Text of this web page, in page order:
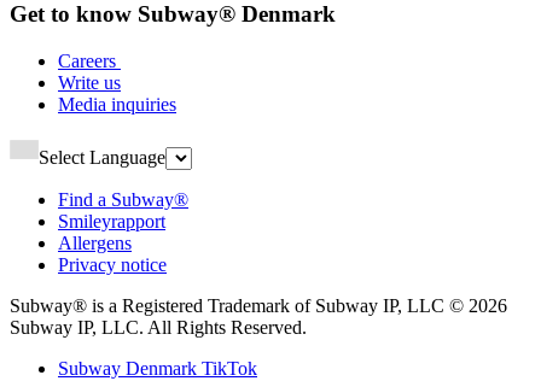
Get to know Subway® Denmark​​​​‌ ‍ ​‍​‍‌‍ ‌ ​‍‌‍‍‌‌‍‌ ‌‍‍‌‌‍ ‍​‍​‍​ ‍‍​‍​‍‌ ​ ‌‍​‌‌‍ ‍‌‍‍‌‌ ‌​‌ ‍‌​‍ ‍‌‍‍‌‌‍ ​‍​‍​‍ ​​‍​‍‌‍‍​‌ ​‍‌‍‌‌‌‍‌‍​‍​‍​ ‍‍​‍​‍‌‍‍​‌ ‌​‌ ‌​‌ ​​‌ ​ ​ ‍‍​‍ ​‍ ‌‍ ‍‌‍ ‌ ​‍‌‍‌​‌‍‍‌‌‍​ ​‍ ‌‌‍​‍‌‍‍‌‌ ‌​‌‍‌‌‌ ​ ​‍ ‌‌‍‌ ‌ ​‍‌‍ ‌ ‌‌‌ ​​​‍ ‌‌ ​ ‌ ‌​‌ ‌‌‌‍‌​‌‍‍‌‌‍ ​‍ ‍‌ ‌‍‌‍‌‌‌ ​‍‌‍​ ‌‍‌‌‌‍ ​​‍ ‍‌‍​‌‌ ​​‌ ​​​‍ ‌‍‍‌‌‍ ‍‌ ‌​‌‍‌‌‌‍ ‍‌ ‌​​‍ ‌‍‌‌‌‍‌​‌‍‍‌‌ ‌​​‍ ‌‍ ‌‌‍ ‌‍‌​‌‍‌‌​ ‌‌ ​​‌ ​‍‌‍‌‌‌ ​ ‌‍‌‌‌‍ ‍‌ ‌​‌‍​‌‌ ‌​‌‍‍‌‌‍ ‌‍ ‍​ ‍ ‌‍‍‌‌‍‌​​ ‌​ ‌‍​ ​ ‌‍‌​​ ‌‌​ ​ ‌‍​‍​ ​‌​ ​​​‍ ‌​ ​‍​ ​‌​ ‌‌​ ​​​‍ ‌​ ‌​‌‍​ ‌‍​ ​ ​​​‍ ‌​ ‍​‌‍‌‌​ ‍‌​ ​‍​‍ ‌​ ‌ ‌‍‌‌​ ​‍​ ​‌​ ​‍​ ​ ​ ​ ‌‍‌‍‌‍​‍​ ‌‌​ ‍​‌‍​‌​ ‍ ‌ ‌​‌ ‍‌‌ ​​‌‍‌‌​ ‌‌ ‌ ‌‍‌‌‌‍​‍‌ ​ ‌‍‍‌‌ ‌​‌‍‌‌‌​‌‍‌‍ ‌‍ ‌ ‌​‌‍‌‌‌ ​‍​ ‍ ‌ ​​‌‍​‌‌ ‌​‌‍‍​​ ‌‌ ‌​‌‍‍‌‌ ‌​‌‍ ​‌‍‌‌​‍‌‌​ ‌‌‌​​‍‌‌ ‌‍‍ ‌‍‌‌‌ ‍‌​‍‌‌​ ​ ‌​‌​​‍‌‌​ ​ ‌​‌​​‍‌‌​ ​‍​ ​‍‌‍‌‌‌‍ ‍​‍‌‌​ ​‍​ ​‍​‍‌‌​ ‌‌‌​‌​​‍ ‍‌ ‌‍‌‍​‌‌‍ ​‌ ‌‌‌‍‌‌​ ‌‍​‍‌‍​‌‌ ​ ‌‍‌‌‌‌‌‌‌ ​‍‌‍ ​​ ‌‌‍‍​‌ ‌​‌ ‌​‌ ​​‌ ​ ​‍‌‌​ ​ ‌​​‌​‍‌‌​ ​‍‌​‌‍​‍‌‌​ ​‍‌​‌‍‌‍ ‍‌‍ ‌ ​‍‌‍‌​‌‍‍‌‌‍​ ​‍ ‌‌‍​‍‌‍‍‌‌ ‌​‌‍‌‌‌ ​ ​‍ ‌‌‍‌ ‌ ​‍‌‍ ‌ ‌‌‌ ​​​‍ ‌‌ ​ ‌ ‌​‌ ‌‌‌‍‌​‌‍‍‌‌‍ ​‍ ‍‌ ‌‍‌‍‌‌‌ ​‍‌‍​ ‌‍‌‌‌‍ ​​‍ ‍‌‍​‌‌ ​​‌ ​​​‍‌‍‌‍‍‌‌‍‌​​ ‌​ ‌‍​ ​ ‌‍‌​​ ‌‌​ ​ ‌‍​‍​ ​‌​ ​​​‍ ‌​ ​‍​ ​‌​ ‌‌​ ​​​‍ ‌​ ‌​‌‍​ ‌‍​ ​ ​​​‍ ‌​ ‍​‌‍‌‌​ ‍‌​ ​‍​‍ ‌​ ‌ ‌‍‌‌​ ​‍​ ​‌​ ​‍​ ​ ​ ​ ‌‍‌‍‌‍​‍​ ‌‌​ ‍​‌‍​‌​‍‌‍‌ ‌​‌ ‍‌‌ ​​‌‍‌‌​ ‌‌ ‌ ‌‍‌‌‌‍​‍‌ ​ ‌‍‍‌‌ ‌​‌‍‌‌‌​‌‍‌‍ ‌‍ ‌ ‌​‌‍‌‌‌ ​‍​‍‌‍‌ ​​‌‍​‌‌ ‌​‌‍‍​​ ‌‌ ‌​‌‍‍‌‌ ‌​‌‍ ​‌‍‌‌​‍‌‌​ ‌‌‌​​‍‌‌ ‌‍‍ ‌‍‌‌‌ ‍‌​‍‌‌​ ​ ‌​‌​​‍‌‌​ ​ ‌​‌​​‍‌‌​ ​‍​ ​‍‌‍‌‌‌‍ ‍​‍‌‌​ ​‍​ ​‍​‍‌‌​ ‌‌‌​‌​​‍ ‍‌ ‌‍‌‍​‌‌‍ ​‌ ‌‌‌‍‌‌​‍‌‍‌ ​​‌‍‌‌‌ ​‍‌ ​ ‌ ​​‌‍‌‌‌‍​ ‌ ‌​‌‍‍‌‌ ‌‍‌‍‌‌​ ‌‌ ​​‌ ‌‌‌‍​‍‌‍ ​‌‍‍‌‌ ​ ‌‍‍​‌‍‌‌‌‍‌​​‍​‍‌ ‌
Careers ​​​​‌ ‍ ​‍​‍‌‍ ‌ ​‍‌‍‍‌‌‍‌ ‌‍‍‌‌‍ ‍​‍​‍​ ‍‍​‍​‍‌ ​ ‌‍​‌‌‍ ‍‌‍‍‌‌ ‌​‌ ‍‌​‍ ‍‌‍‍‌‌‍ ​‍​‍​‍ ​​‍​‍‌‍‍​‌ ​‍‌‍‌‌‌‍‌‍​‍​‍​ ‍‍​‍​‍‌‍‍​‌ ‌​‌ ‌​‌ ​​‌ ​ ​ ‍‍​‍ ​‍ ‌‍ ‍‌‍ ‌ ​‍‌‍‌​‌‍‍‌‌‍​ ​‍ ‌‌‍​‍‌‍‍‌‌ ‌​‌‍‌‌‌ ​ ​‍ ‌‌‍‌ ‌ ​‍‌‍ ‌ ‌‌‌ ​​​‍ ‌‌ ​ ‌ ‌​‌ ‌‌‌‍‌​‌‍‍‌‌‍ ​‍ ‍‌ ‌‍‌‍‌‌‌ ​‍‌‍​ ‌‍‌‌‌‍ ​​‍ ‍‌‍​‌‌ ​​‌ ​​​‍ ‌‍‍‌‌‍ ‍‌ ‌​‌‍‌‌‌‍ ‍‌ ‌​​‍ ‌‍‌‌‌‍‌​‌‍‍‌‌ ‌​​‍ ‌‍ ‌‌‍ ‌‍‌​‌‍‌‌​ ‌‌ ​​‌ ​‍‌‍‌‌‌ ​ ‌‍‌‌‌‍ ‍‌ ‌​‌‍​‌‌ ‌​‌‍‍‌‌‍ ‌‍ ‍​ ‍ ‌‍‍‌‌‍‌​​ ‌‌‍‌​​ ‍​​ ​​‌‍‌​​ ​‌‌‍‌‍‌‍​‌​ ‌ ​‍ ‌‌‍​‌​ ​‍​ ‍​​ ‍‌​‍ ‌​ ‌​‌‍‌‌​ ​ ​ ​‌​‍ ‌‌‍​‍​ ​‌‌‍‌​​ ‌‍​‍ ‌​ ‌‍​ ‌​​ ‌‍​ ​‍​ ‌‍​ ‌‌​ ‍​​ ‌ ​ ‌‌​ ​‍​ ‌‍​ ‌‌​ ‍ ‌ ‌​‌ ‍‌‌ ​​‌‍‌‌​ ‌‌ ‌ ‌‍‌‌‌‍​‍‌ ​ ‌‍‍‌‌ ‌​‌‍‌‌‌​ ‍‌‍​‌‌ ‌‍‌‍‍‌‌‍‌ ‌‍​‌‌ ‌​‌‍‍‌‌‍ ‌‍ ‍‌​‍‌‌ ‌​‌‍‌‌‌‍ ‌​ ‍ ‌ ​​‌‍​‌‌ ‌​‌‍‍​​ ‌‌‍ ​‌‍​‌‌‍​‍‌‍‌‌‌‍ ​​‍‌‌​ ‌‌‌​​‍‌‌ ‌‍‍ ‌‍‌‌‌ ‍‌​‍‌‌​ ​ ‌​‌​​‍‌‌​ ​ ‌​‌​​‍‌‌​ ​‍​ ​‍‌‍‌‌‌‍ ‍​‍‌‌​ ​‍​ ​‍​‍‌‌​ ‌‌‌​‌​​‍ ‍‌ ‌‍‌‍​‌‌‍ ​‌ ‌‌‌‍‌‌​ ‌‍​‍‌‍​‌‌ ​ ‌‍‌‌‌‌‌‌‌ ​‍‌‍ ​​ ‌‌‍‍​‌ ‌​‌ ‌​‌ ​​‌ ​ ​‍‌‌​ ​ ‌​​‌​‍‌‌​ ​‍‌​‌‍​‍‌‌​ ​‍‌​‌‍‌‍ ‍‌‍ ‌ ​‍‌‍‌​‌‍‍‌‌‍​ ​‍ ‌‌‍​‍‌‍‍‌‌ ‌​‌‍‌‌‌ ​ ​‍ ‌‌‍‌ ‌ ​‍‌‍ ‌ ‌‌‌ ​​​‍ ‌‌ ​ ‌ ‌​‌ ‌‌‌‍‌​‌‍‍‌‌‍ ​‍ ‍‌ ‌‍‌‍‌‌‌ ​‍‌‍​ ‌‍‌‌‌‍ ​​‍ ‍‌‍​‌‌ ​​‌ ​​​‍‌‍‌‍‍‌‌‍‌​​ ‌‌‍‌​​ ‍​​ ​​‌‍‌​​ ​‌‌‍‌‍‌‍​‌​ ‌ ​‍ ‌‌‍​‌​ ​‍​ ‍​​ ‍‌​‍ ‌​ ‌​‌‍‌‌​ ​ ​ ​‌​‍ ‌‌‍​‍​ ​‌‌‍‌​​ ‌‍​‍ ‌​ ‌‍​ ‌​​ ‌‍​ ​‍​ ‌‍​ ‌‌​ ‍​​ ‌ ​ ‌‌​ ​‍​ ‌‍​ ‌‌​‍‌‍‌ ‌​‌ ‍‌‌ ​​‌‍‌‌​ ‌‌ ‌ ‌‍‌‌‌‍​‍‌ ​ ‌‍‍‌‌ ‌​‌‍‌‌‌​ ‍‌‍​‌‌ ‌‍‌‍‍‌‌‍‌ ‌‍​‌‌ ‌​‌‍‍‌‌‍ ‌‍ ‍‌​‍‌‌ ‌​‌‍‌‌‌‍ ‌​‍‌‍‌ ​​‌‍​‌‌ ‌​‌‍‍​​ ‌‌‍ ​‌‍​‌‌‍​‍‌‍‌‌‌‍ ​​‍‌‌​ ‌‌‌​​‍‌‌ ‌‍‍ ‌‍‌‌‌ ‍‌​‍‌‌​ ​ ‌​‌​​‍‌‌​ ​ ‌​‌​​‍‌‌​ ​‍​ ​‍‌‍‌‌‌‍ ‍​‍‌‌​ ​‍​ ​‍​‍‌‌​ ‌‌‌​‌​​‍ ‍‌ ‌‍‌‍​‌‌‍ ​‌ ‌‌‌‍‌‌​‍‌‍‌ ​​‌‍‌‌‌ ​‍‌ ​ ‌ ​​‌‍‌‌‌‍​ ‌ ‌​‌‍‍‌‌ ‌‍‌‍‌‌​ ‌‌ ​​‌ ‌‌‌‍​‍‌‍ ​‌‍‍‌‌ ​ ‌‍‍​‌‍‌‌‌‍‌​​‍​‍‌ ‌
Write us​​​​‌ ‍ ​‍​‍‌‍ ‌ ​‍‌‍‍‌‌‍‌ ‌‍‍‌‌‍ ‍​‍​‍​ ‍‍​‍​‍‌ ​ ‌‍​‌‌‍ ‍‌‍‍‌‌ ‌​‌ ‍‌​‍ ‍‌‍‍‌‌‍ ​‍​‍​‍ ​​‍​‍‌‍‍​‌ ​‍‌‍‌‌‌‍‌‍​‍​‍​ ‍‍​‍​‍‌‍‍​‌ ‌​‌ ‌​‌ ​​‌ ​ ​ ‍‍​‍ ​‍ ‌‍ ‍‌‍ ‌ ​‍‌‍‌​‌‍‍‌‌‍​ ​‍ ‌‌‍​‍‌‍‍‌‌ ‌​‌‍‌‌‌ ​ ​‍ ‌‌‍‌ ‌ ​‍‌‍ ‌ ‌‌‌ ​​​‍ ‌‌ ​ ‌ ‌​‌ ‌‌‌‍‌​‌‍‍‌‌‍ ​‍ ‍‌ ‌‍‌‍‌‌‌ ​‍‌‍​ ‌‍‌‌‌‍ ​​‍ ‍‌‍​‌‌ ​​‌ ​​​‍ ‌‍‍‌‌‍ ‍‌ ‌​‌‍‌‌‌‍ ‍‌ ‌​​‍ ‌‍‌‌‌‍‌​‌‍‍‌‌ ‌​​‍ ‌‍ ‌‌‍ ‌‍‌​‌‍‌‌​ ‌‌ ​​‌ ​‍‌‍‌‌‌ ​ ‌‍‌‌‌‍ ‍‌ ‌​‌‍​‌‌ ‌​‌‍‍‌‌‍ ‌‍ ‍​ ‍ ‌‍‍‌‌‍‌​​ ‌‌‍​‍​ ‌ ​ ​‍‌‍‌‍​ ​​‌‍​‌​ ​‍​ ‌‍​‍ ‌​ ​​‌‍​ ​ ‌ ​ ​‍​‍ ‌​ ‌​‌‍‌​​ ‌ ​ ‌‍​‍ ‌‌‍​‍​ ‌​​ ‌ ‌‍‌‌​‍ ‌​ ​ ​ ‍‌‌‍​‌‌‍‌‍‌‍​‌​ ​‍​ ​‍‌‍​ ‌‍‌‍‌‍‌‍​ ‌‍​ ​‌​ ‍ ‌ ‌​‌ ‍‌‌ ​​‌‍‌‌​ ‌‌ ‌ ‌‍‌‌‌‍​‍‌ ​ ‌‍‍‌‌ ‌​‌‍‌‌‌​ ‍‌‍​‌‌ ‌‍‌‍‍‌‌‍‌ ‌‍​‌‌ ‌​‌‍‍‌‌‍ ‌‍ ‍‌​‍‌‌ ‌​‌‍‌‌‌‍ ‌​ ‍ ‌ ​​‌‍​‌‌ ‌​‌‍‍​​ ‌‌‍ ​‌‍​‌‌‍​‍‌‍‌‌‌‍ ​​‍‌‌​ ‌‌‌​​‍‌‌ ‌‍‍ ‌‍‌‌‌ ‍‌​‍‌‌​ ​ ‌​‌​​‍‌‌​ ​ ‌​‌​​‍‌‌​ ​‍​ ​‍‌‍‌‌‌‍ ‍​‍‌‌​ ​‍​ ​‍​‍‌‌​ ‌‌‌​‌​​‍ ‍‌ ‌‍‌‍​‌‌‍ ​‌ ‌‌‌‍‌‌​ ‌‍​‍‌‍​‌‌ ​ ‌‍‌‌‌‌‌‌‌ ​‍‌‍ ​​ ‌‌‍‍​‌ ‌​‌ ‌​‌ ​​‌ ​ ​‍‌‌​ ​ ‌​​‌​‍‌‌​ ​‍‌​‌‍​‍‌‌​ ​‍‌​‌‍‌‍ ‍‌‍ ‌ ​‍‌‍‌​‌‍‍‌‌‍​ ​‍ ‌‌‍​‍‌‍‍‌‌ ‌​‌‍‌‌‌ ​ ​‍ ‌‌‍‌ ‌ ​‍‌‍ ‌ ‌‌‌ ​​​‍ ‌‌ ​ ‌ ‌​‌ ‌‌‌‍‌​‌‍‍‌‌‍ ​‍ ‍‌ ‌‍‌‍‌‌‌ ​‍‌‍​ ‌‍‌‌‌‍ ​​‍ ‍‌‍​‌‌ ​​‌ ​​​‍‌‍‌‍‍‌‌‍‌​​ ‌‌‍​‍​ ‌ ​ ​‍‌‍‌‍​ ​​‌‍​‌​ ​‍​ ‌‍​‍ ‌​ ​​‌‍​ ​ ‌ ​ ​‍​‍ ‌​ ‌​‌‍‌​​ ‌ ​ ‌‍​‍ ‌‌‍​‍​ ‌​​ ‌ ‌‍‌‌​‍ ‌​ ​ ​ ‍‌‌‍​‌‌‍‌‍‌‍​‌​ ​‍​ ​‍‌‍​ ‌‍‌‍‌‍‌‍​ ‌‍​ ​‌​‍‌‍‌ ‌​‌ ‍‌‌ ​​‌‍‌‌​ ‌‌ ‌ ‌‍‌‌‌‍​‍‌ ​ ‌‍‍‌‌ ‌​‌‍‌‌‌​ ‍‌‍​‌‌ ‌‍‌‍‍‌‌‍‌ ‌‍​‌‌ ‌​‌‍‍‌‌‍ ‌‍ ‍‌​‍‌‌ ‌​‌‍‌‌‌‍ ‌​‍‌‍‌ ​​‌‍​‌‌ ‌​‌‍‍​​ ‌‌‍ ​‌‍​‌‌‍​‍‌‍‌‌‌‍ ​​‍‌‌​ ‌‌‌​​‍‌‌ ‌‍‍ ‌‍‌‌‌ ‍‌​‍‌‌​ ​ ‌​‌​​‍‌‌​ ​ ‌​‌​​‍‌‌​ ​‍​ ​‍‌‍‌‌‌‍ ‍​‍‌‌​ ​‍​ ​‍​‍‌‌​ ‌‌‌​‌​​‍ ‍‌ ‌‍‌‍​‌‌‍ ​‌ ‌‌‌‍‌‌​‍‌‍‌ ​​‌‍‌‌‌ ​‍‌ ​ ‌ ​​‌‍‌‌‌‍​ ‌ ‌​‌‍‍‌‌ ‌‍‌‍‌‌​ ‌‌ ​​‌ ‌‌‌‍​‍‌‍ ​‌‍‍‌‌ ​ ‌‍‍​‌‍‌‌‌‍‌​​‍​‍‌ ‌
Media inquiries​​​​‌ ‍ ​‍​‍‌‍ ‌ ​‍‌‍‍‌‌‍‌ ‌‍‍‌‌‍ ‍​‍​‍​ ‍‍​‍​‍‌ ​ ‌‍​‌‌‍ ‍‌‍‍‌‌ ‌​‌ ‍‌​‍ ‍‌‍‍‌‌‍ ​‍​‍​‍ ​​‍​‍‌‍‍​‌ ​‍‌‍‌‌‌‍‌‍​‍​‍​ ‍‍​‍​‍‌‍‍​‌ ‌​‌ ‌​‌ ​​‌ ​ ​ ‍‍​‍ ​‍ ‌‍ ‍‌‍ ‌ ​‍‌‍‌​‌‍‍‌‌‍​ ​‍ ‌‌‍​‍‌‍‍‌‌ ‌​‌‍‌‌‌ ​ ​‍ ‌‌‍‌ ‌ ​‍‌‍ ‌ ‌‌‌ ​​​‍ ‌‌ ​ ‌ ‌​‌ ‌‌‌‍‌​‌‍‍‌‌‍ ​‍ ‍‌ ‌‍‌‍‌‌‌ ​‍‌‍​ ‌‍‌‌‌‍ ​​‍ ‍‌‍​‌‌ ​​‌ ​​​‍ ‌‍‍‌‌‍ ‍‌ ‌​‌‍‌‌‌‍ ‍‌ ‌​​‍ ‌‍‌‌‌‍‌​‌‍‍‌‌ ‌​​‍ ‌‍ ‌‌‍ ‌‍‌​‌‍‌‌​ ‌‌ ​​‌ ​‍‌‍‌‌‌ ​ ‌‍‌‌‌‍ ‍‌ ‌​‌‍​‌‌ ‌​‌‍‍‌‌‍ ‌‍ ‍​ ‍ ‌‍‍‌‌‍‌​​ ‌​ ‌‍​ ‌​​ ​ ‌‍‌​​ ‍‌​ ‍‌​ ‌‌‌‍‌‍​‍ ‌​ ​​‌‍‌‍‌‍​‌​ ‌‍​‍ ‌​ ‌​‌‍‌‍​ ‌‌​ ‌​​‍ ‌‌‍​‌​ ​ ​ ​‍​ ‌ ​‍ ‌​ ​‍‌‍‌‌‌‍‌‍‌‍​‌​ ​‍​ ​‍​ ​ ​ ‌ ‌‍‌‌​ ​​​ ​​​ ‌ ​ ‍ ‌ ‌​‌ ‍‌‌ ​​‌‍‌‌​ ‌‌ ‌ ‌‍‌‌‌‍​‍‌ ​ ‌‍‍‌‌ ‌​‌‍‌‌‌​ ‍‌‍​‌‌ ‌‍‌‍‍‌‌‍‌ ‌‍​‌‌ ‌​‌‍‍‌‌‍ ‌‍ ‍‌​‍‌‌ ‌​‌‍‌‌‌‍ ‌​ ‍ ‌ ​​‌‍​‌‌ ‌​‌‍‍​​ ‌‌‍ ​‌‍​‌‌‍​‍‌‍‌‌‌‍ ​​‍‌‌​ ‌‌‌​​‍‌‌ ‌‍‍ ‌‍‌‌‌ ‍‌​‍‌‌​ ​ ‌​‌​​‍‌‌​ ​ ‌​‌​​‍‌‌​ ​‍​ ​‍‌‍‌‌‌‍ ‍​‍‌‌​ ​‍​ ​‍​‍‌‌​ ‌‌‌​‌​​‍ ‍‌ ‌‍‌‍​‌‌‍ ​‌ ‌‌‌‍‌‌​ ‌‍​‍‌‍​‌‌ ​ ‌‍‌‌‌‌‌‌‌ ​‍‌‍ ​​ ‌‌‍‍​‌ ‌​‌ ‌​‌ ​​‌ ​ ​‍‌‌​ ​ ‌​​‌​‍‌‌​ ​‍‌​‌‍​‍‌‌​ ​‍‌​‌‍‌‍ ‍‌‍ ‌ ​‍‌‍‌​‌‍‍‌‌‍​ ​‍ ‌‌‍​‍‌‍‍‌‌ ‌​‌‍‌‌‌ ​ ​‍ ‌‌‍‌ ‌ ​‍‌‍ ‌ ‌‌‌ ​​​‍ ‌‌ ​ ‌ ‌​‌ ‌‌‌‍‌​‌‍‍‌‌‍ ​‍ ‍‌ ‌‍‌‍‌‌‌ ​‍‌‍​ ‌‍‌‌‌‍ ​​‍ ‍‌‍​‌‌ ​​‌ ​​​‍‌‍‌‍‍‌‌‍‌​​ ‌​ ‌‍​ ‌​​ ​ ‌‍‌​​ ‍‌​ ‍‌​ ‌‌‌‍‌‍​‍ ‌​ ​​‌‍‌‍‌‍​‌​ ‌‍​‍ ‌​ ‌​‌‍‌‍​ ‌‌​ ‌​​‍ ‌‌‍​‌​ ​ ​ ​‍​ ‌ ​‍ ‌​ ​‍‌‍‌‌‌‍‌‍‌‍​‌​ ​‍​ ​‍​ ​ ​ ‌ ‌‍‌‌​ ​​​ ​​​ ‌ ​‍‌‍‌ ‌​‌ ‍‌‌ ​​‌‍‌‌​ ‌‌ ‌ ‌‍‌‌‌‍​‍‌ ​ ‌‍‍‌‌ ‌​‌‍‌‌‌​ ‍‌‍​‌‌ ‌‍‌‍‍‌‌‍‌ ‌‍​‌‌ ‌​‌‍‍‌‌‍ ‌‍ ‍‌​‍‌‌ ‌​‌‍‌‌‌‍ ‌​‍‌‍‌ ​​‌‍​‌‌ ‌​‌‍‍​​ ‌‌‍ ​‌‍​‌‌‍​‍‌‍‌‌‌‍ ​​‍‌‌​ ‌‌‌​​‍‌‌ ‌‍‍ ‌‍‌‌‌ ‍‌​‍‌‌​ ​ ‌​‌​​‍‌‌​ ​ ‌​‌​​‍‌‌​ ​‍​ ​‍‌‍‌‌‌‍ ‍​‍‌‌​ ​‍​ ​‍​‍‌‌​ ‌‌‌​‌​​‍ ‍‌ ‌‍‌‍​‌‌‍ ​‌ ‌‌‌‍‌‌​‍‌‍‌ ​​‌‍‌‌‌ ​‍‌ ​ ‌ ​​‌‍‌‌‌‍​ ‌ ‌​‌‍‍‌‌ ‌‍‌‍‌‌​ ‌‌ ​​‌ ‌‌‌‍​‍‌‍ ​‌‍‍‌‌ ​ ‌‍‍​‌‍‌‌‌‍‌​​‍​‍‌ ‌
Select Language
Find a Subway®​​​​‌ ‍ ​‍​‍‌‍ ‌ ​‍‌‍‍‌‌‍‌ ‌‍‍‌‌‍ ‍​‍​‍​ ‍‍​‍​‍‌ ​ ‌‍​‌‌‍ ‍‌‍‍‌‌ ‌​‌ ‍‌​‍ ‍‌‍‍‌‌‍ ​‍​‍​‍ ​​‍​‍‌‍‍​‌ ​‍‌‍‌‌‌‍‌‍​‍​‍​ ‍‍​‍​‍‌‍‍​‌ ‌​‌ ‌​‌ ​​‌ ​ ​ ‍‍​‍ ​‍ ‌‍ ‍‌‍ ‌ ​‍‌‍‌​‌‍‍‌‌‍​ ​‍ ‌‌‍​‍‌‍‍‌‌ ‌​‌‍‌‌‌ ​ ​‍ ‌‌‍‌ ‌ ​‍‌‍ ‌ ‌‌‌ ​​​‍ ‌‌ ​ ‌ ‌​‌ ‌‌‌‍‌​‌‍‍‌‌‍ ​‍ ‍‌ ‌‍‌‍‌‌‌ ​‍‌‍​ ‌‍‌‌‌‍ ​​‍ ‍‌‍​‌‌ ​​‌ ​​​‍ ‌‍‍‌‌‍ ‍‌ ‌​‌‍‌‌‌‍ ‍‌ ‌​​‍ ‌‍‌‌‌‍‌​‌‍‍‌‌ ‌​​‍ ‌‍ ‌‌‍ ‌‍‌​‌‍‌‌​ ‌‌ ​​‌ ​‍‌‍‌‌‌ ​ ‌‍‌‌‌‍ ‍‌ ‌​‌‍​‌‌ ‌​‌‍‍‌‌‍ ‌‍ ‍​ ‍ ‌‍‍‌‌‍‌​​ ‌‌‍​‍​ ​‌​ ‌​​ ‌‍​ ‌ ​ ‍​​ ‍​​ ​‍​‍ ‌​ ‌‍​ ‌‌​ ‌​‌‍‌‍​‍ ‌​ ‌​​ ‌‍​ ​‌​ ‌‍​‍ ‌​ ‍‌​ ‍‌​ ‌‌​ ‌‌​‍ ‌‌‍‌‍​ ‍​‌‍​‍‌‍‌​​ ‍‌​ ​‌‌‍​‍​ ‍​​ ‍​‌‍‌‌​ ​ ​ ‍​​ ‍ ‌ ‌​‌ ‍‌‌ ​​‌‍‌‌​ ‌‌ ‌ ‌‍‌‌‌‍​‍‌ ​ ‌‍‍‌‌ ‌​‌‍‌‌‌​ ‍‌‍​‌‌ ‌‍‌‍‍‌‌‍‌ ‌‍​‌‌ ‌​‌‍‍‌‌‍ ‌‍ ‍‌​‍‌‌ ‌​‌‍‌‌‌‍ ‌​ ‍ ‌ ​​‌‍​‌‌ ‌​‌‍‍​​ ‌‌‍ ​‌‍​‌‌‍​‍‌‍‌‌‌‍ ​​‍‌‌​ ‌‌‌​​‍‌‌ ‌‍‍ ‌‍‌‌‌ ‍‌​‍‌‌​ ​ ‌​‌​​‍‌‌​ ​ ‌​‌​​‍‌‌​ ​‍​ ​‍‌‍‌‌‌‍ ‍​‍‌‌​ ​‍​ ​‍​‍‌‌​ ‌‌‌​‌​​‍ ‍‌ ‌‍‌‍​‌‌‍ ​‌ ‌‌‌‍‌‌​ ‌‍​‍‌‍​‌‌ ​ ‌‍‌‌‌‌‌‌‌ ​‍‌‍ ​​ ‌‌‍‍​‌ ‌​‌ ‌​‌ ​​‌ ​ ​‍‌‌​ ​ ‌​​‌​‍‌‌​ ​‍‌​‌‍​‍‌‌​ ​‍‌​‌‍‌‍ ‍‌‍ ‌ ​‍‌‍‌​‌‍‍‌‌‍​ ​‍ ‌‌‍​‍‌‍‍‌‌ ‌​‌‍‌‌‌ ​ ​‍ ‌‌‍‌ ‌ ​‍‌‍ ‌ ‌‌‌ ​​​‍ ‌‌ ​ ‌ ‌​‌ ‌‌‌‍‌​‌‍‍‌‌‍ ​‍ ‍‌ ‌‍‌‍‌‌‌ ​‍‌‍​ ‌‍‌‌‌‍ ​​‍ ‍‌‍​‌‌ ​​‌ ​​​‍‌‍‌‍‍‌‌‍‌​​ ‌‌‍​‍​ ​‌​ ‌​​ ‌‍​ ‌ ​ ‍​​ ‍​​ ​‍​‍ ‌​ ‌‍​ ‌‌​ ‌​‌‍‌‍​‍ ‌​ ‌​​ ‌‍​ ​‌​ ‌‍​‍ ‌​ ‍‌​ ‍‌​ ‌‌​ ‌‌​‍ ‌‌‍‌‍​ ‍​‌‍​‍‌‍‌​​ ‍‌​ ​‌‌‍​‍​ ‍​​ ‍​‌‍‌‌​ ​ ​ ‍​​‍‌‍‌ ‌​‌ ‍‌‌ ​​‌‍‌‌​ ‌‌ ‌ ‌‍‌‌‌‍​‍‌ ​ ‌‍‍‌‌ ‌​‌‍‌‌‌​ ‍‌‍​‌‌ ‌‍‌‍‍‌‌‍‌ ‌‍​‌‌ ‌​‌‍‍‌‌‍ ‌‍ ‍‌​‍‌‌ ‌​‌‍‌‌‌‍ ‌​‍‌‍‌ ​​‌‍​‌‌ ‌​‌‍‍​​ ‌‌‍ ​‌‍​‌‌‍​‍‌‍‌‌‌‍ ​​‍‌‌​ ‌‌‌​​‍‌‌ ‌‍‍ ‌‍‌‌‌ ‍‌​‍‌‌​ ​ ‌​‌​​‍‌‌​ ​ ‌​‌​​‍‌‌​ ​‍​ ​‍‌‍‌‌‌‍ ‍​‍‌‌​ ​‍​ ​‍​‍‌‌​ ‌‌‌​‌​​‍ ‍‌ ‌‍‌‍​‌‌‍ ​‌ ‌‌‌‍‌‌​‍‌‍‌ ​​‌‍‌‌‌ ​‍‌ ​ ‌ ​​‌‍‌‌‌‍​ ‌ ‌​‌‍‍‌‌ ‌‍‌‍‌‌​ ‌‌ ​​‌ ‌‌‌‍​‍‌‍ ​‌‍‍‌‌ ​ ‌‍‍​‌‍‌‌‌‍‌​​‍​‍‌ ‌
Smileyrapport​​​​‌ ‍ ​‍​‍‌‍ ‌ ​‍‌‍‍‌‌‍‌ ‌‍‍‌‌‍ ‍​‍​‍​ ‍‍​‍​‍‌ ​ ‌‍​‌‌‍ ‍‌‍‍‌‌ ‌​‌ ‍‌​‍ ‍‌‍‍‌‌‍ ​‍​‍​‍ ​​‍​‍‌‍‍​‌ ​‍‌‍‌‌‌‍‌‍​‍​‍​ ‍‍​‍​‍‌‍‍​‌ ‌​‌ ‌​‌ ​​‌ ​ ​ ‍‍​‍ ​‍ ‌‍ ‍‌‍ ‌ ​‍‌‍‌​‌‍‍‌‌‍​ ​‍ ‌‌‍​‍‌‍‍‌‌ ‌​‌‍‌‌‌ ​ ​‍ ‌‌‍‌ ‌ ​‍‌‍ ‌ ‌‌‌ ​​​‍ ‌‌ ​ ‌ ‌​‌ ‌‌‌‍‌​‌‍‍‌‌‍ ​‍ ‍‌ ‌‍‌‍‌‌‌ ​‍‌‍​ ‌‍‌‌‌‍ ​​‍ ‍‌‍​‌‌ ​​‌ ​​​‍ ‌‍‍‌‌‍ ‍‌ ‌​‌‍‌‌‌‍ ‍‌ ‌​​‍ ‌‍‌‌‌‍‌​‌‍‍‌‌ ‌​​‍ ‌‍ ‌‌‍ ‌‍‌​‌‍‌‌​ ‌‌ ​​‌ ​‍‌‍‌‌‌ ​ ‌‍‌‌‌‍ ‍‌ ‌​‌‍​‌‌ ‌​‌‍‍‌‌‍ ‌‍ ‍​ ‍ ‌‍‍‌‌‍‌​​ ‌‌‍​‍​ ‌ ​ ​​‌‍‌‍‌‍‌‌​ ‍​‌‍‌‌​ ‌‍​‍ ‌‌‍​ ‌‍‌‌‌‍‌​​ ‌‍​‍ ‌​ ‌​‌‍​‍​ ​ ​ ​‌​‍ ‌​ ‍‌​ ​​‌‍‌‌​ ‌‍​‍ ‌​ ‌‍​ ​ ‌‍‌‌​ ​ ​ ​​‌‍​ ​ ‍‌​ ​​​ ‌​​ ​ ​ ​‍​ ‍​​ ‍ ‌ ‌​‌ ‍‌‌ ​​‌‍‌‌​ ‌‌ ‌ ‌‍‌‌‌‍​‍‌ ​ ‌‍‍‌‌ ‌​‌‍‌‌‌​ ‍‌‍​‌‌ ‌‍‌‍‍‌‌‍‌ ‌‍​‌‌ ‌​‌‍‍‌‌‍ ‌‍ ‍‌​‍‌‌ ‌​‌‍‌‌‌‍ ‌​ ‍ ‌ ​​‌‍​‌‌ ‌​‌‍‍​​ ‌‌‍ ​‌‍​‌‌‍​‍‌‍‌‌‌‍ ​​‍‌‌​ ‌‌‌​​‍‌‌ ‌‍‍ ‌‍‌‌‌ ‍‌​‍‌‌​ ​ ‌​‌​​‍‌‌​ ​ ‌​‌​​‍‌‌​ ​‍​ ​‍‌‍‌‌‌‍ ‍​‍‌‌​ ​‍​ ​‍​‍‌‌​ ‌‌‌​‌​​‍ ‍‌ ‌‍‌‍​‌‌‍ ​‌ ‌‌‌‍‌‌​ ‌‍​‍‌‍​‌‌ ​ ‌‍‌‌‌‌‌‌‌ ​‍‌‍ ​​ ‌‌‍‍​‌ ‌​‌ ‌​‌ ​​‌ ​ ​‍‌‌​ ​ ‌​​‌​‍‌‌​ ​‍‌​‌‍​‍‌‌​ ​‍‌​‌‍‌‍ ‍‌‍ ‌ ​‍‌‍‌​‌‍‍‌‌‍​ ​‍ ‌‌‍​‍‌‍‍‌‌ ‌​‌‍‌‌‌ ​ ​‍ ‌‌‍‌ ‌ ​‍‌‍ ‌ ‌‌‌ ​​​‍ ‌‌ ​ ‌ ‌​‌ ‌‌‌‍‌​‌‍‍‌‌‍ ​‍ ‍‌ ‌‍‌‍‌‌‌ ​‍‌‍​ ‌‍‌‌‌‍ ​​‍ ‍‌‍​‌‌ ​​‌ ​​​‍‌‍‌‍‍‌‌‍‌​​ ‌‌‍​‍​ ‌ ​ ​​‌‍‌‍‌‍‌‌​ ‍​‌‍‌‌​ ‌‍​‍ ‌‌‍​ ‌‍‌‌‌‍‌​​ ‌‍​‍ ‌​ ‌​‌‍​‍​ ​ ​ ​‌​‍ ‌​ ‍‌​ ​​‌‍‌‌​ ‌‍​‍ ‌​ ‌‍​ ​ ‌‍‌‌​ ​ ​ ​​‌‍​ ​ ‍‌​ ​​​ ‌​​ ​ ​ ​‍​ ‍​​‍‌‍‌ ‌​‌ ‍‌‌ ​​‌‍‌‌​ ‌‌ ‌ ‌‍‌‌‌‍​‍‌ ​ ‌‍‍‌‌ ‌​‌‍‌‌‌​ ‍‌‍​‌‌ ‌‍‌‍‍‌‌‍‌ ‌‍​‌‌ ‌​‌‍‍‌‌‍ ‌‍ ‍‌​‍‌‌ ‌​‌‍‌‌‌‍ ‌​‍‌‍‌ ​​‌‍​‌‌ ‌​‌‍‍​​ ‌‌‍ ​‌‍​‌‌‍​‍‌‍‌‌‌‍ ​​‍‌‌​ ‌‌‌​​‍‌‌ ‌‍‍ ‌‍‌‌‌ ‍‌​‍‌‌​ ​ ‌​‌​​‍‌‌​ ​ ‌​‌​​‍‌‌​ ​‍​ ​‍‌‍‌‌‌‍ ‍​‍‌‌​ ​‍​ ​‍​‍‌‌​ ‌‌‌​‌​​‍ ‍‌ ‌‍‌‍​‌‌‍ ​‌ ‌‌‌‍‌‌​‍‌‍‌ ​​‌‍‌‌‌ ​‍‌ ​ ‌ ​​‌‍‌‌‌‍​ ‌ ‌​‌‍‍‌‌ ‌‍‌‍‌‌​ ‌‌ ​​‌ ‌‌‌‍​‍‌‍ ​‌‍‍‌‌ ​ ‌‍‍​‌‍‌‌‌‍‌​​‍​‍‌ ‌
Allergens​​​​‌ ‍ ​‍​‍‌‍ ‌ ​‍‌‍‍‌‌‍‌ ‌‍‍‌‌‍ ‍​‍​‍​ ‍‍​‍​‍‌ ​ ‌‍​‌‌‍ ‍‌‍‍‌‌ ‌​‌ ‍‌​‍ ‍‌‍‍‌‌‍ ​‍​‍​‍ ​​‍​‍‌‍‍​‌ ​‍‌‍‌‌‌‍‌‍​‍​‍​ ‍‍​‍​‍‌‍‍​‌ ‌​‌ ‌​‌ ​​‌ ​ ​ ‍‍​‍ ​‍ ‌‍ ‍‌‍ ‌ ​‍‌‍‌​‌‍‍‌‌‍​ ​‍ ‌‌‍​‍‌‍‍‌‌ ‌​‌‍‌‌‌ ​ ​‍ ‌‌‍‌ ‌ ​‍‌‍ ‌ ‌‌‌ ​​​‍ ‌‌ ​ ‌ ‌​‌ ‌‌‌‍‌​‌‍‍‌‌‍ ​‍ ‍‌ ‌‍‌‍‌‌‌ ​‍‌‍​ ‌‍‌‌‌‍ ​​‍ ‍‌‍​‌‌ ​​‌ ​​​‍ ‌‍‍‌‌‍ ‍‌ ‌​‌‍‌‌‌‍ ‍‌ ‌​​‍ ‌‍‌‌‌‍‌​‌‍‍‌‌ ‌​​‍ ‌‍ ‌‌‍ ‌‍‌​‌‍‌‌​ ‌‌ ​​‌ ​‍‌‍‌‌‌ ​ ‌‍‌‌‌‍ ‍‌ ‌​‌‍​‌‌ ‌​‌‍‍‌‌‍ ‌‍ ‍​ ‍ ‌‍‍‌‌‍‌​​ ‌​ ‌​​ ‍​​ ‌ ‌‍​‍​ ‌​​ ​‌​ ​​‌‍‌​​‍ ‌‌‍‌​​ ‍​‌‍​‍‌‍​‍​‍ ‌​ ‌​‌‍‌‍​ ​​​ ‌​​‍ ‌‌‍​‍​ ‌ ​ ‌ ​ ​ ​‍ ‌​ ‌‍​ ‍‌‌‍‌‍​ ‌​​ ‍​‌‍​ ​ ​‌‌‍‌‍‌‍​ ‌‍‌‍​ ‌‍​ ‌‌​ ‍ ‌ ‌​‌ ‍‌‌ ​​‌‍‌‌​ ‌‌ ‌ ‌‍‌‌‌‍​‍‌ ​ ‌‍‍‌‌ ‌​‌‍‌‌‌​ ‍‌‍​‌‌ ‌‍‌‍‍‌‌‍‌ ‌‍​‌‌ ‌​‌‍‍‌‌‍ ‌‍ ‍‌​‍‌‌ ‌​‌‍‌‌‌‍ ‌​ ‍ ‌ ​​‌‍​‌‌ ‌​‌‍‍​​ ‌‌‍ ​‌‍​‌‌‍​‍‌‍‌‌‌‍ ​​‍‌‌​ ‌‌‌​​‍‌‌ ‌‍‍ ‌‍‌‌‌ ‍‌​‍‌‌​ ​ ‌​‌​​‍‌‌​ ​ ‌​‌​​‍‌‌​ ​‍​ ​‍‌‍‌‌‌‍ ‍​‍‌‌​ ​‍​ ​‍​‍‌‌​ ‌‌‌​‌​​‍ ‍‌ ‌‍‌‍​‌‌‍ ​‌ ‌‌‌‍‌‌​ ‌‍​‍‌‍​‌‌ ​ ‌‍‌‌‌‌‌‌‌ ​‍‌‍ ​​ ‌‌‍‍​‌ ‌​‌ ‌​‌ ​​‌ ​ ​‍‌‌​ ​ ‌​​‌​‍‌‌​ ​‍‌​‌‍​‍‌‌​ ​‍‌​‌‍‌‍ ‍‌‍ ‌ ​‍‌‍‌​‌‍‍‌‌‍​ ​‍ ‌‌‍​‍‌‍‍‌‌ ‌​‌‍‌‌‌ ​ ​‍ ‌‌‍‌ ‌ ​‍‌‍ ‌ ‌‌‌ ​​​‍ ‌‌ ​ ‌ ‌​‌ ‌‌‌‍‌​‌‍‍‌‌‍ ​‍ ‍‌ ‌‍‌‍‌‌‌ ​‍‌‍​ ‌‍‌‌‌‍ ​​‍ ‍‌‍​‌‌ ​​‌ ​​​‍‌‍‌‍‍‌‌‍‌​​ ‌​ ‌​​ ‍​​ ‌ ‌‍​‍​ ‌​​ ​‌​ ​​‌‍‌​​‍ ‌‌‍‌​​ ‍​‌‍​‍‌‍​‍​‍ ‌​ ‌​‌‍‌‍​ ​​​ ‌​​‍ ‌‌‍​‍​ ‌ ​ ‌ ​ ​ ​‍ ‌​ ‌‍​ ‍‌‌‍‌‍​ ‌​​ ‍​‌‍​ ​ ​‌‌‍‌‍‌‍​ ‌‍‌‍​ ‌‍​ ‌‌​‍‌‍‌ ‌​‌ ‍‌‌ ​​‌‍‌‌​ ‌‌ ‌ ‌‍‌‌‌‍​‍‌ ​ ‌‍‍‌‌ ‌​‌‍‌‌‌​ ‍‌‍​‌‌ ‌‍‌‍‍‌‌‍‌ ‌‍​‌‌ ‌​‌‍‍‌‌‍ ‌‍ ‍‌​‍‌‌ ‌​‌‍‌‌‌‍ ‌​‍‌‍‌ ​​‌‍​‌‌ ‌​‌‍‍​​ ‌‌‍ ​‌‍​‌‌‍​‍‌‍‌‌‌‍ ​​‍‌‌​ ‌‌‌​​‍‌‌ ‌‍‍ ‌‍‌‌‌ ‍‌​‍‌‌​ ​ ‌​‌​​‍‌‌​ ​ ‌​‌​​‍‌‌​ ​‍​ ​‍‌‍‌‌‌‍ ‍​‍‌‌​ ​‍​ ​‍​‍‌‌​ ‌‌‌​‌​​‍ ‍‌ ‌‍‌‍​‌‌‍ ​‌ ‌‌‌‍‌‌​‍‌‍‌ ​​‌‍‌‌‌ ​‍‌ ​ ‌ ​​‌‍‌‌‌‍​ ‌ ‌​‌‍‍‌‌ ‌‍‌‍‌‌​ ‌‌ ​​‌ ‌‌‌‍​‍‌‍ ​‌‍‍‌‌ ​ ‌‍‍​‌‍‌‌‌‍‌​​‍​‍‌ ‌
Privacy notice​​​​‌ ‍ ​‍​‍‌‍ ‌ ​‍‌‍‍‌‌‍‌ ‌‍‍‌‌‍ ‍​‍​‍​ ‍‍​‍​‍‌ ​ ‌‍​‌‌‍ ‍‌‍‍‌‌ ‌​‌ ‍‌​‍ ‍‌‍‍‌‌‍ ​‍​‍​‍ ​​‍​‍‌‍‍​‌ ​‍‌‍‌‌‌‍‌‍​‍​‍​ ‍‍​‍​‍‌‍‍​‌ ‌​‌ ‌​‌ ​​‌ ​ ​ ‍‍​‍ ​‍ ‌‍ ‍‌‍ ‌ ​‍‌‍‌​‌‍‍‌‌‍​ ​‍ ‌‌‍​‍‌‍‍‌‌ ‌​‌‍‌‌‌ ​ ​‍ ‌‌‍‌ ‌ ​‍‌‍ ‌ ‌‌‌ ​​​‍ ‌‌ ​ ‌ ‌​‌ ‌‌‌‍‌​‌‍‍‌‌‍ ​‍ ‍‌ ‌‍‌‍‌‌‌ ​‍‌‍​ ‌‍‌‌‌‍ ​​‍ ‍‌‍​‌‌ ​​‌ ​​​‍ ‌‍‍‌‌‍ ‍‌ ‌​‌‍‌‌‌‍ ‍‌ ‌​​‍ ‌‍‌‌‌‍‌​‌‍‍‌‌ ‌​​‍ ‌‍ ‌‌‍ ‌‍‌​‌‍‌‌​ ‌‌ ​​‌ ​‍‌‍‌‌‌ ​ ‌‍‌‌‌‍ ‍‌ ‌​‌‍​‌‌ ‌​‌‍‍‌‌‍ ‌‍ ‍​ ‍ ‌‍‍‌‌‍‌​​ ‌​ ‍‌​ ‍​‌‍​‍‌‍‌​‌‍​‍​ ‌​​ ‌ ​ ​‍​‍ ‌‌‍‌​‌‍​ ‌‍‌‌‌‍‌‍​‍ ‌​ ‌​​ ‍​​ ​‍​ ‌‍​‍ ‌‌‍​‌‌‍​ ‌‍​ ​ ‌ ​‍ ‌​ ​ ​ ​ ​ ‌‌​ ​​‌‍​‌​ ‌‌​ ​‍‌‍​ ‌‍‌​​ ‌​‌‍‌‌​ ‌‌​ ‍ ‌ ‌​‌ ‍‌‌ ​​‌‍‌‌​ ‌‌ ‌ ‌‍‌‌‌‍​‍‌ ​ ‌‍‍‌‌ ‌​‌‍‌‌‌​ ‍‌‍​‌‌ ‌‍‌‍‍‌‌‍‌ ‌‍​‌‌ ‌​‌‍‍‌‌‍ ‌‍ ‍‌​‍‌‌ ‌​‌‍‌‌‌‍ ‌​ ‍ ‌ ​​‌‍​‌‌ ‌​‌‍‍​​ ‌‌‍ ​‌‍​‌‌‍​‍‌‍‌‌‌‍ ​​‍‌‌​ ‌‌‌​​‍‌‌ ‌‍‍ ‌‍‌‌‌ ‍‌​‍‌‌​ ​ ‌​‌​​‍‌‌​ ​ ‌​‌​​‍‌‌​ ​‍​ ​‍‌‍‌‌‌‍ ‍​‍‌‌​ ​‍​ ​‍​‍‌‌​ ‌‌‌​‌​​‍ ‍‌ ‌‍‌‍​‌‌‍ ​‌ ‌‌‌‍‌‌​ ‌‍​‍‌‍​‌‌ ​ ‌‍‌‌‌‌‌‌‌ ​‍‌‍ ​​ ‌‌‍‍​‌ ‌​‌ ‌​‌ ​​‌ ​ ​‍‌‌​ ​ ‌​​‌​‍‌‌​ ​‍‌​‌‍​‍‌‌​ ​‍‌​‌‍‌‍ ‍‌‍ ‌ ​‍‌‍‌​‌‍‍‌‌‍​ ​‍ ‌‌‍​‍‌‍‍‌‌ ‌​‌‍‌‌‌ ​ ​‍ ‌‌‍‌ ‌ ​‍‌‍ ‌ ‌‌‌ ​​​‍ ‌‌ ​ ‌ ‌​‌ ‌‌‌‍‌​‌‍‍‌‌‍ ​‍ ‍‌ ‌‍‌‍‌‌‌ ​‍‌‍​ ‌‍‌‌‌‍ ​​‍ ‍‌‍​‌‌ ​​‌ ​​​‍‌‍‌‍‍‌‌‍‌​​ ‌​ ‍‌​ ‍​‌‍​‍‌‍‌​‌‍​‍​ ‌​​ ‌ ​ ​‍​‍ ‌‌‍‌​‌‍​ ‌‍‌‌‌‍‌‍​‍ ‌​ ‌​​ ‍​​ ​‍​ ‌‍​‍ ‌‌‍​‌‌‍​ ‌‍​ ​ ‌ ​‍ ‌​ ​ ​ ​ ​ ‌‌​ ​​‌‍​‌​ ‌‌​ ​‍‌‍​ ‌‍‌​​ ‌​‌‍‌‌​ ‌‌​‍‌‍‌ ‌​‌ ‍‌‌ ​​‌‍‌‌​ ‌‌ ‌ ‌‍‌‌‌‍​‍‌ ​ ‌‍‍‌‌ ‌​‌‍‌‌‌​ ‍‌‍​‌‌ ‌‍‌‍‍‌‌‍‌ ‌‍​‌‌ ‌​‌‍‍‌‌‍ ‌‍ ‍‌​‍‌‌ ‌​‌‍‌‌‌‍ ‌​‍‌‍‌ ​​‌‍​‌‌ ‌​‌‍‍​​ ‌‌‍ ​‌‍​‌‌‍​‍‌‍‌‌‌‍ ​​‍‌‌​ ‌‌‌​​‍‌‌ ‌‍‍ ‌‍‌‌‌ ‍‌​‍‌‌​ ​ ‌​‌​​‍‌‌​ ​ ‌​‌​​‍‌‌​ ​‍​ ​‍‌‍‌‌‌‍ ‍​‍‌‌​ ​‍​ ​‍​‍‌‌​ ‌‌‌​‌​​‍ ‍‌ ‌‍‌‍​‌‌‍ ​‌ ‌‌‌‍‌‌​‍‌‍‌ ​​‌‍‌‌‌ ​‍‌ ​ ‌ ​​‌‍‌‌‌‍​ ‌ ‌​‌‍‍‌‌ ‌‍‌‍‌‌​ ‌‌ ​​‌ ‌‌‌‍​‍‌‍ ​‌‍‍‌‌ ​ ‌‍‍​‌‍‌‌‌‍‌​​‍​‍‌ ‌
Subway® is a Registered Trademark of Subway IP, LLC © 2026
Subway IP, LLC. All Rights Reserved.​​​​‌ ‍ ​‍​‍‌‍ ‌ ​‍‌‍‍‌‌‍‌ ‌‍‍‌‌‍ ‍​‍​‍​ ‍‍​‍​‍‌ ​ ‌‍​‌‌‍ ‍‌‍‍‌‌ ‌​‌ ‍‌​‍ ‍‌‍‍‌‌‍ ​‍​‍​‍ ​​‍​‍‌‍‍​‌ ​‍‌‍‌‌‌‍‌‍​‍​‍​ ‍‍​‍​‍‌‍‍​‌ ‌​‌ ‌​‌ ​​‌ ​ ​ ‍‍​‍ ​‍ ‌‍ ‍‌‍ ‌ ​‍‌‍‌​‌‍‍‌‌‍​ ​‍ ‌‌‍​‍‌‍‍‌‌ ‌​‌‍‌‌‌ ​ ​‍ ‌‌‍‌ ‌ ​‍‌‍ ‌ ‌‌‌ ​​​‍ ‌‌ ​ ‌ ‌​‌ ‌‌‌‍‌​‌‍‍‌‌‍ ​‍ ‍‌ ‌‍‌‍‌‌‌ ​‍‌‍​ ‌‍‌‌‌‍ ​​‍ ‍‌‍​‌‌ ​​‌ ​​​‍ ‌‍‍‌‌‍ ‍‌ ‌​‌‍‌‌‌‍ ‍‌ ‌​​‍ ‌‍‌‌‌‍‌​‌‍‍‌‌ ‌​​‍ ‌‍ ‌‌‍ ‌‍‌​‌‍‌‌​ ‌‌ ​​‌ ​‍‌‍‌‌‌ ​ ‌‍‌‌‌‍ ‍‌ ‌​‌‍​‌‌ ‌​‌‍‍‌‌‍ ‌‍ ‍​ ‍ ‌‍‍‌‌‍‌​​ ‌​ ‌‍​ ​ ‌‍‌​​ ‌‌​ ​ ‌‍​‍​ ​‌​ ​​​‍ ‌​ ​‍​ ​‌​ ‌‌​ ​​​‍ ‌​ ‌​‌‍​ ‌‍​ ​ ​​​‍ ‌​ ‍​‌‍‌‌​ ‍‌​ ​‍​‍ ‌​ ‌ ‌‍‌‌​ ​‍​ ​‌​ ​‍​ ​ ​ ​ ‌‍‌‍‌‍​‍​ ‌‌​ ‍​‌‍​‌​ ‍ ‌ ‌​‌ ‍‌‌ ​​‌‍‌‌​ ‌‌ ‌ ‌‍‌‌‌‍​‍‌ ​ ‌‍‍‌‌ ‌​‌‍‌‌‌​‌‍‌‍ ‌‍ ‌ ‌​‌‍‌‌‌ ​‍​ ‍ ‌ ​​‌‍​‌‌ ‌​‌‍‍​​ ‌‌‍​ ‌‍ ‌ ​​‌ ‍‌‌ ​‍‌‍‍‌‌‍‌ ‌‍‍​‌ ‌​‌​ ‍‌‍ ‌ ‌​‌‍‍‌‌‍​ ‌‍‌‌​‍‌‌​ ‌‌‌​​‍‌‌ ‌‍‍ ‌‍‌‌‌ ‍‌​‍‌‌​ ​ ‌​‌​​‍‌‌​ ​ ‌​‌​​‍‌‌​ ​‍​ ​‍‌‍‌‌‌‍ ‍​‍‌‌​ ​‍​ ​‍​‍‌‌​ ‌‌‌​‌​​‍ ‍‌ ‌‍‌‍​‌‌‍ ​‌ ‌‌‌‍‌‌​ ‌‍​‍‌‍​‌‌ ​ ‌‍‌‌‌‌‌‌‌ ​‍‌‍ ​​ ‌‌‍‍​‌ ‌​‌ ‌​‌ ​​‌ ​ ​‍‌‌​ ​ ‌​​‌​‍‌‌​ ​‍‌​‌‍​‍‌‌​ ​‍‌​‌‍‌‍ ‍‌‍ ‌ ​‍‌‍‌​‌‍‍‌‌‍​ ​‍ ‌‌‍​‍‌‍‍‌‌ ‌​‌‍‌‌‌ ​ ​‍ ‌‌‍‌ ‌ ​‍‌‍ ‌ ‌‌‌ ​​​‍ ‌‌ ​ ‌ ‌​‌ ‌‌‌‍‌​‌‍‍‌‌‍ ​‍ ‍‌ ‌‍‌‍‌‌‌ ​‍‌‍​ ‌‍‌‌‌‍ ​​‍ ‍‌‍​‌‌ ​​‌ ​​​‍‌‍‌‍‍‌‌‍‌​​ ‌​ ‌‍​ ​ ‌‍‌​​ ‌‌​ ​ ‌‍​‍​ ​‌​ ​​​‍ ‌​ ​‍​ ​‌​ ‌‌​ ​​​‍ ‌​ ‌​‌‍​ ‌‍​ ​ ​​​‍ ‌​ ‍​‌‍‌‌​ ‍‌​ ​‍​‍ ‌​ ‌ ‌‍‌‌​ ​‍​ ​‌​ ​‍​ ​ ​ ​ ‌‍‌‍‌‍​‍​ ‌‌​ ‍​‌‍​‌​‍‌‍‌ ‌​‌ ‍‌‌ ​​‌‍‌‌​ ‌‌ ‌ ‌‍‌‌‌‍​‍‌ ​ ‌‍‍‌‌ ‌​‌‍‌‌‌​‌‍‌‍ ‌‍ ‌ ‌​‌‍‌‌‌ ​‍​‍‌‍‌ ​​‌‍​‌‌ ‌​‌‍‍​​ ‌‌‍​ ‌‍ ‌ ​​‌ ‍‌‌ ​‍‌‍‍‌‌‍‌ ‌‍‍​‌ ‌​‌​ ‍‌‍ ‌ ‌​‌‍‍‌‌‍​ ‌‍‌‌​‍‌‌​ ‌‌‌​​‍‌‌ ‌‍‍ ‌‍‌‌‌ ‍‌​‍‌‌​ ​ ‌​‌​​‍‌‌​ ​ ‌​‌​​‍‌‌​ ​‍​ ​‍‌‍‌‌‌‍ ‍​‍‌‌​ ​‍​ ​‍​‍‌‌​ ‌‌‌​‌​​‍ ‍‌ ‌‍‌‍​‌‌‍ ​‌ ‌‌‌‍‌‌​‍‌‍‌ ​​‌‍‌‌‌ ​‍‌ ​ ‌ ​​‌‍‌‌‌‍​ ‌ ‌​‌‍‍‌‌ ‌‍‌‍‌‌​ ‌‌ ​​‌ ‌‌‌‍​‍‌‍ ​‌‍‍‌‌ ​ ‌‍‍​‌‍‌‌‌‍‌​​‍​‍‌ ‌
Subway Denmark TikTok